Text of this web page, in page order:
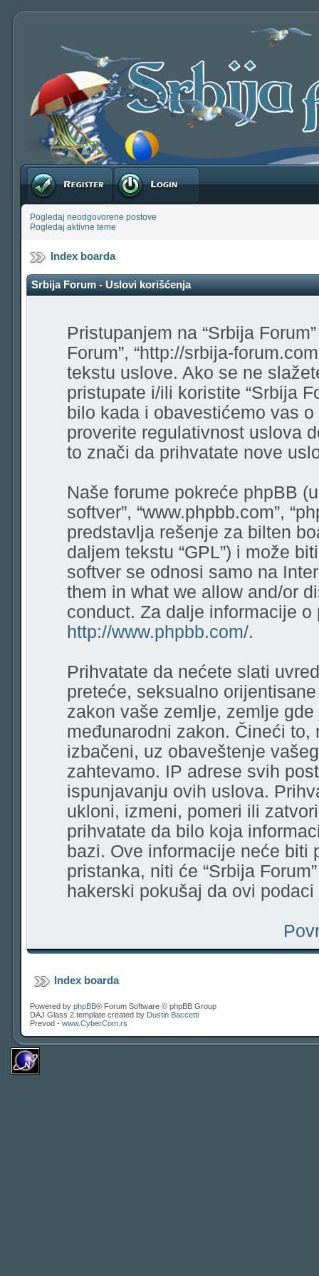
Registruj se Prijavite se
Pogledaj neodgovorene postove
Pogledaj aktivne teme
Index boarda
Srbija Forum - Uslovi korišćenja
Pristupanjem na “Srbija
Forum”, “http://srbija-
tekstu uslove. Ako se ne
pristupate i/ili koristite “Srbija
bilo kada i obavestićemo vas
proverite regulativnost uslova
to znači da prihvatate nove
Naše forume pokreće phpBB
softver”, “www.phpbb.com”,
predstavlja rešenje za bilten
daljem tekstu “GPL”) i može
softver se odnosi samo na
them in what we allow and/or
conduct. Za dalje informacije
http://www.phpbb.com/.
Prihvatate da nećete slati
preteće, seksualno
zakon vaše zemlje, zemlje gde
međunarodni zakon. Čineći
izbačeni, uz obaveštenje
zahtevamo. IP adrese svih
ispunjavanju ovih uslova.
ukloni, izmeni, pomeri ili
prihvatate da bilo koja
bazi. Ove informacije neće
pristanka, niti će “Srbija
hakerski pokušaj da ovi
Index boarda
Powered by phpBB® Forum Software © phpBB Group
DAJ Glass 2 template created by Dustin Baccetti
Prevod - www.CyberCom.rs